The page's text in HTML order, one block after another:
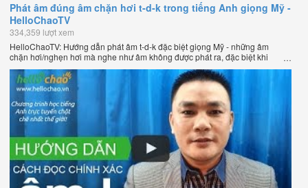
Phát âm đúng âm chặn hơi t-d-k trong tiếng Anh giọng Mỹ -
HelloChaoTV
334,359 lượt xem
HelloChaoTV: Hướng dẫn phát âm t-d-k đặc biệt giọng Mỹ - những âm
chặn hơi/nghẹn hơi mà nghe như âm không được phát ra, đặc biệt khi
chúng nằm ở cuối từ. Hướng dẫn của thầy Phạm Việt Thắng, đồng sáng
lập HelloChao.vn - Chương trình dạy tiếng Anh trực tuyến chặt chẽ nhất
thế giới.